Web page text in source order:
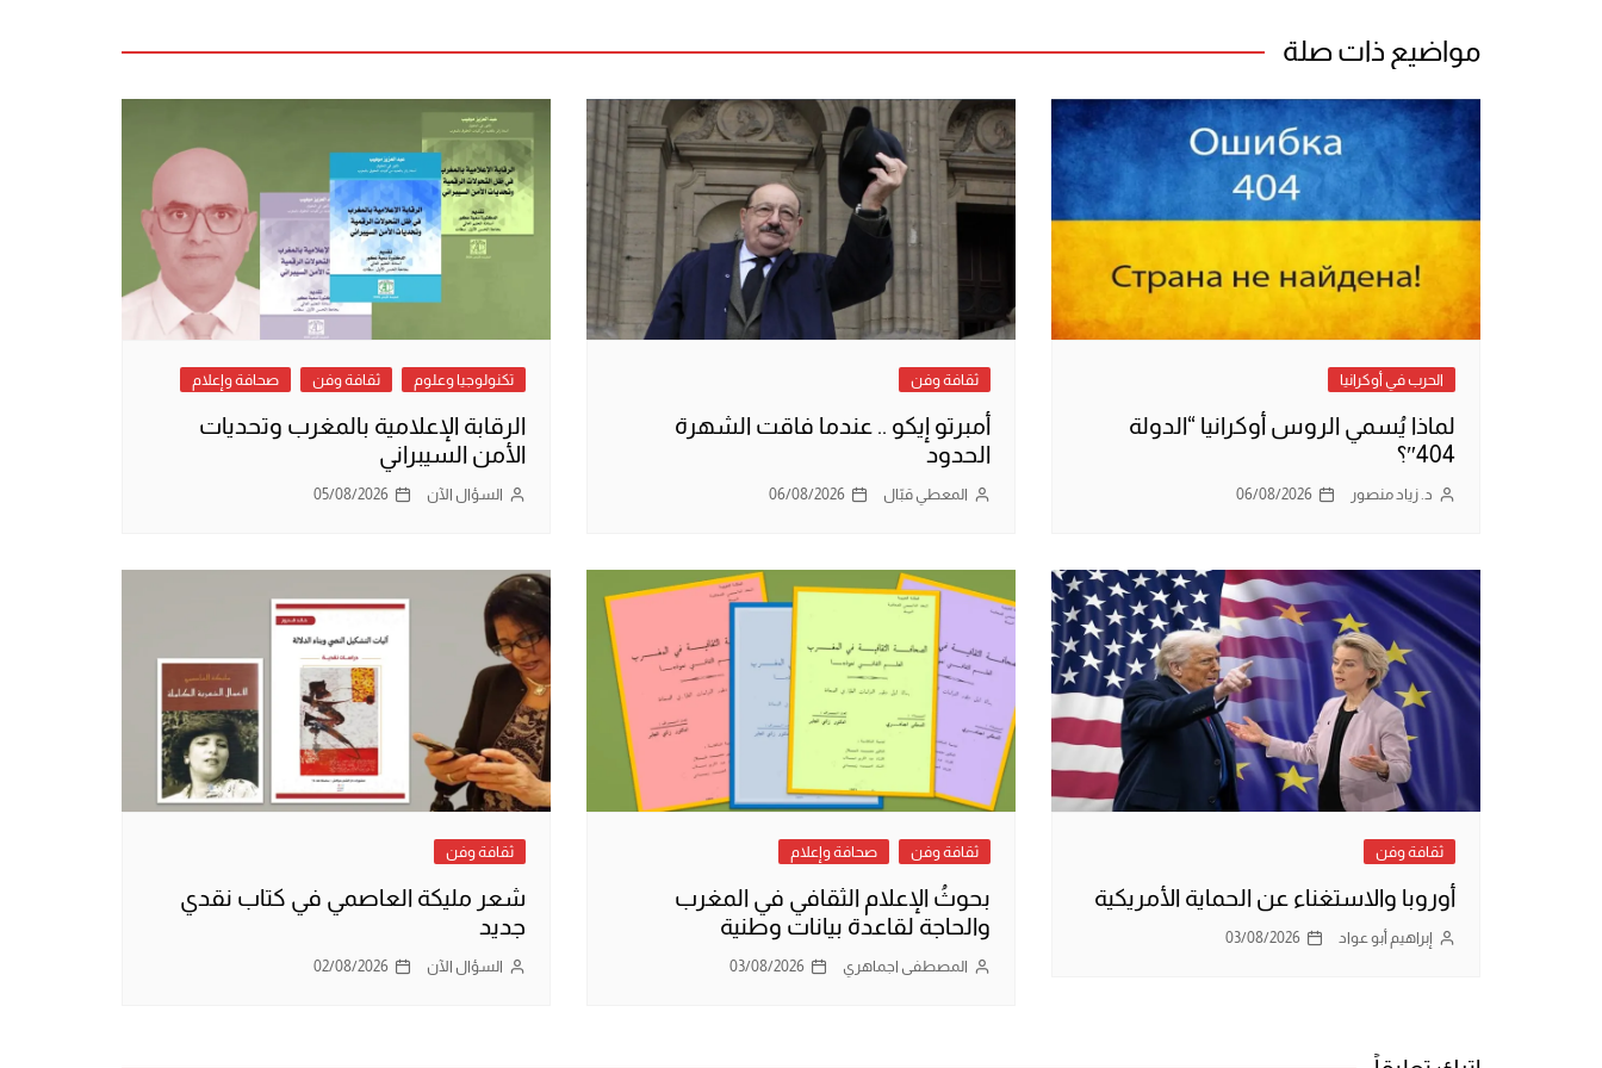
مواضيع ذات صلة
الحرب في أوكرانيا
لماذا يُسمي الروس أوكرانيا “الدولة
404″؟
د. زياد منصور 06/08/2026
ثقافة وفن
أمبرتو إيكو .. عندما فاقت الشهرة
الحدود
المعطي قبّال 06/08/2026
تكنولوجيا وعلوم ثقافة وفن صحافة وإعلام
الرقابة الإعلامية بالمغرب وتحديات
الأمن السيبراني
السؤال الآن 05/08/2026
ثقافة وفن
أوروبا والاستغناء عن الحماية الأمريكية
إبراهيم أبو عواد 03/08/2026
ثقافة وفن صحافة وإعلام
بحوثُ الإعلام الثقافي في المغرب
والحاجة لقاعدة بيانات وطنية
المصطفى اجماهري 03/08/2026
ثقافة وفن
شعر مليكة العاصمي في كتاب نقدي
جديد
السؤال الآن 02/08/2026